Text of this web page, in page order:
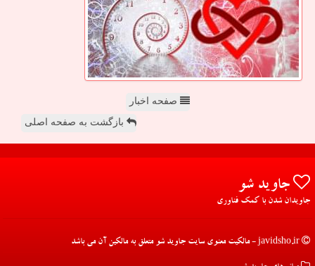
صفحه اخبار
بازگشت به صفحه اصلی
جاوید شو
جاویدان شدن با کمک فناوری